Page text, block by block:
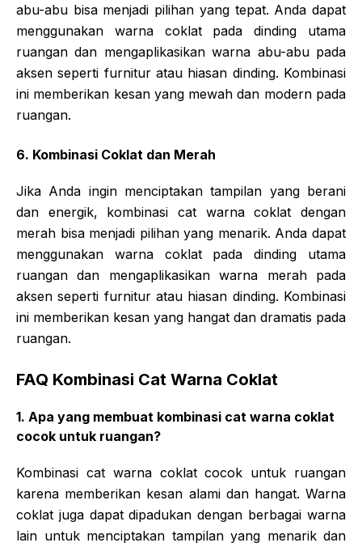
abu-abu bisa menjadi pilihan yang tepat. Anda dapat
menggunakan warna coklat pada dinding utama
ruangan dan mengaplikasikan warna abu-abu pada
aksen seperti furnitur atau hiasan dinding. Kombinasi
ini memberikan kesan yang mewah dan modern pada
ruangan.
6. Kombinasi Coklat dan Merah
Jika Anda ingin menciptakan tampilan yang berani
dan energik, kombinasi cat warna coklat dengan
merah bisa menjadi pilihan yang menarik. Anda dapat
menggunakan warna coklat pada dinding utama
ruangan dan mengaplikasikan warna merah pada
aksen seperti furnitur atau hiasan dinding. Kombinasi
ini memberikan kesan yang hangat dan dramatis pada
ruangan.
FAQ Kombinasi Cat Warna Coklat
1. Apa yang membuat kombinasi cat warna coklat
cocok untuk ruangan?
Kombinasi cat warna coklat cocok untuk ruangan
karena memberikan kesan alami dan hangat. Warna
coklat juga dapat dipadukan dengan berbagai warna
lain untuk menciptakan tampilan yang menarik dan